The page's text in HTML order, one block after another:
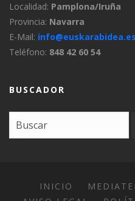
Localidad: Pamplona/Iruña
Provincia: Navarra
E-Mail: info@euskarabidea.es
Teléfono: 848 42 60 54
BUSCADOR
INICIO